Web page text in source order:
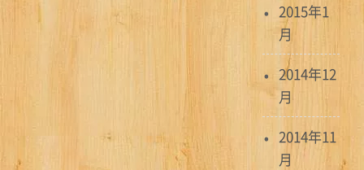
2015年1
月
2014年12
月
2014年11
月